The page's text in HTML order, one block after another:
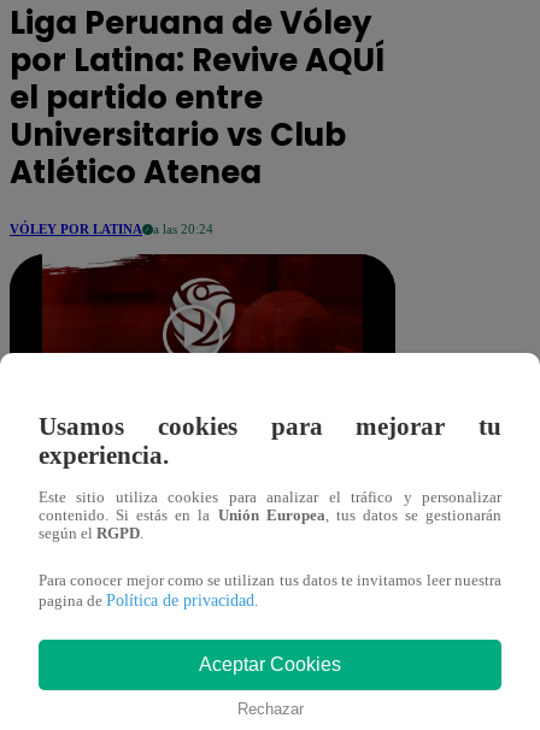
Liga Peruana de Vóley
por Latina: Revive AQUÍ
el partido entre
Universitario vs Club
Atlético Atenea
VÓLEY POR LATINA a las 20:24
Jhon Mas
Universitario de Deportes se impuso
con autoridad por 3 sets a 0 a Atenea
por la fecha 2 de la Liga Peruana de
Vóley 2025.
‘Las Pumas’ dominaron el encuentro de
Usamos cookies para mejorar tu
experiencia.
Este sitio utiliza cookies para analizar el tráfico y personalizar
contenido. Si estás en la Unión Europea, tus datos se gestionarán
según el RGPD.
Para conocer mejor como se utilizan tus datos te invitamos leer nuestra
pagina de Política de privacidad.
Aceptar Cookies
Rechazar